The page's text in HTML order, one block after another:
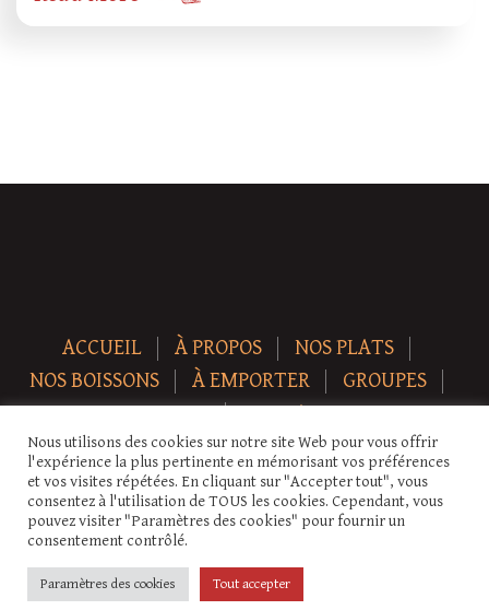
ACCUEIL À PROPOS
NOS PLATS
NOS BOISSONS
À EMPORTER
GROUPES
NEWS
CONTACT
Copyright © 2026 Auberge-ecurie. Tous droits réservés.
Nous utilisons des cookies sur notre site Web pour vous offrir
l'expérience la plus pertinente en mémorisant vos préférences
et vos visites répétées. En cliquant sur "Accepter tout", vous
consentez à l'utilisation de TOUS les cookies. Cependant, vous
pouvez visiter "Paramètres des cookies" pour fournir un
consentement contrôlé.
Paramètres des cookies Tout accepter